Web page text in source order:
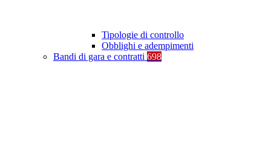
Tipologie di controllo
Obblighi e adempimenti
Bandi di gara e contratti 698